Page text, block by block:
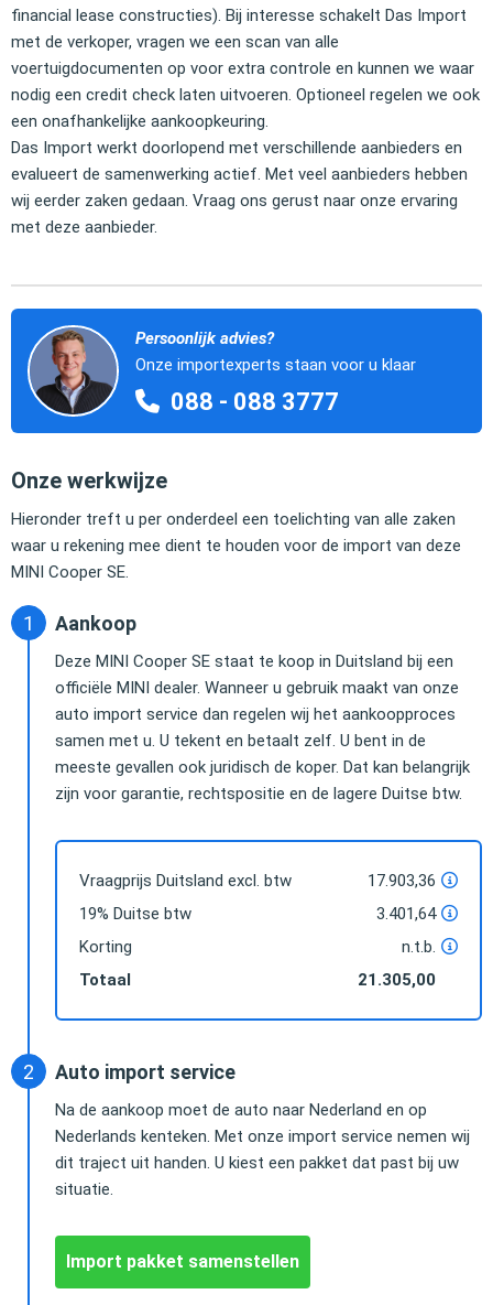
financial lease constructies). Bij interesse schakelt Das Import
met de verkoper, vragen we een scan van alle
voertuigdocumenten op voor extra controle en kunnen we waar
nodig een credit check laten uitvoeren. Optioneel regelen we ook
een onafhankelijke aankoopkeuring.
Das Import werkt doorlopend met verschillende aanbieders en
evalueert de samenwerking actief. Met veel aanbieders hebben
wij eerder zaken gedaan. Vraag ons gerust naar onze ervaring
met deze aanbieder.
Persoonlijk advies?
Onze importexperts staan voor u klaar
088 - 088 3777
Onze werkwijze
Hieronder treft u per onderdeel een toelichting van alle zaken
waar u rekening mee dient te houden voor de import van deze
MINI Cooper SE.
Aankoop
Deze MINI Cooper SE staat te koop in Duitsland bij een
officiële MINI dealer. Wanneer u gebruik maakt van onze
auto import service dan regelen wij het aankoopproces
samen met u. U tekent en betaalt zelf. U bent in de
meeste gevallen ook juridisch de koper. Dat kan belangrijk
zijn voor garantie, rechtspositie en de lagere Duitse btw.
Vraagprijs Duitsland excl. btw
17.903,36
19% Duitse btw
3.401,64
Korting
n.t.b.
Totaal
21.305,00
Auto import service
Na de aankoop moet de auto naar Nederland en op
Nederlands kenteken. Met onze import service nemen wij
dit traject uit handen. U kiest een pakket dat past bij uw
situatie.
Import pakket samenstellen